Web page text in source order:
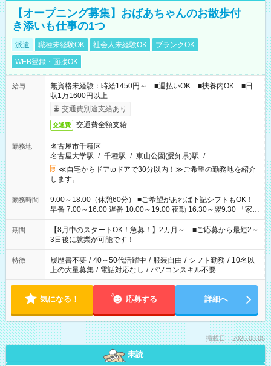
【オープニング募集】おばあちゃんのお散歩付
き添いも仕事の1つ
派遣 職種未経験OK 社会人未経験OK
ブランクOK
WEB登録・面接OK
給与
無資格未経験：時給1450円～ ■週払いOK ■扶養内OK ■日
収1万1600円以上
交通費別途支給あり
交通費 交通費全額支給
勤務地
名古屋市千種区
名古屋大学駅 / 千種駅 / 東山公園(愛知県)駅 / …
≪自宅からドアtoドアで30分以内！≫ご希望の勤務地を紹介
します。
勤務時間
9:00～18:00（休憩60分） ■ご希望があれば下記シフトもOK！
早番 7:00～16:00 遅番 10:00～19:00 夜勤 16:30～翌9:30 「家族
と休みを合わせたい」 「余裕を持って夕飯の準備がしたい」
「できれば残業はしたくない」 など、ご希望を教えてください
ね。 ※Wワーク希望の方へ 今ご覧のお仕事で希望する勤務時間
と、もう1つのお仕事の勤務時間。 合計で週40時間を超える場
合は応募できません。
期間
【8月中のスタートOK！急募！】2カ月～ ■ご応募から最短2～
3日後に就業が可能です！
特徴 履歴書不要 / 40～50代活躍中 / 服装自由 / シフト勤務 / 10名以
上の大量募集 / 電話対応なし / パソコンスキル不要
気になる！ 応募する 詳細へ
掲載日：2026.08.05
未読